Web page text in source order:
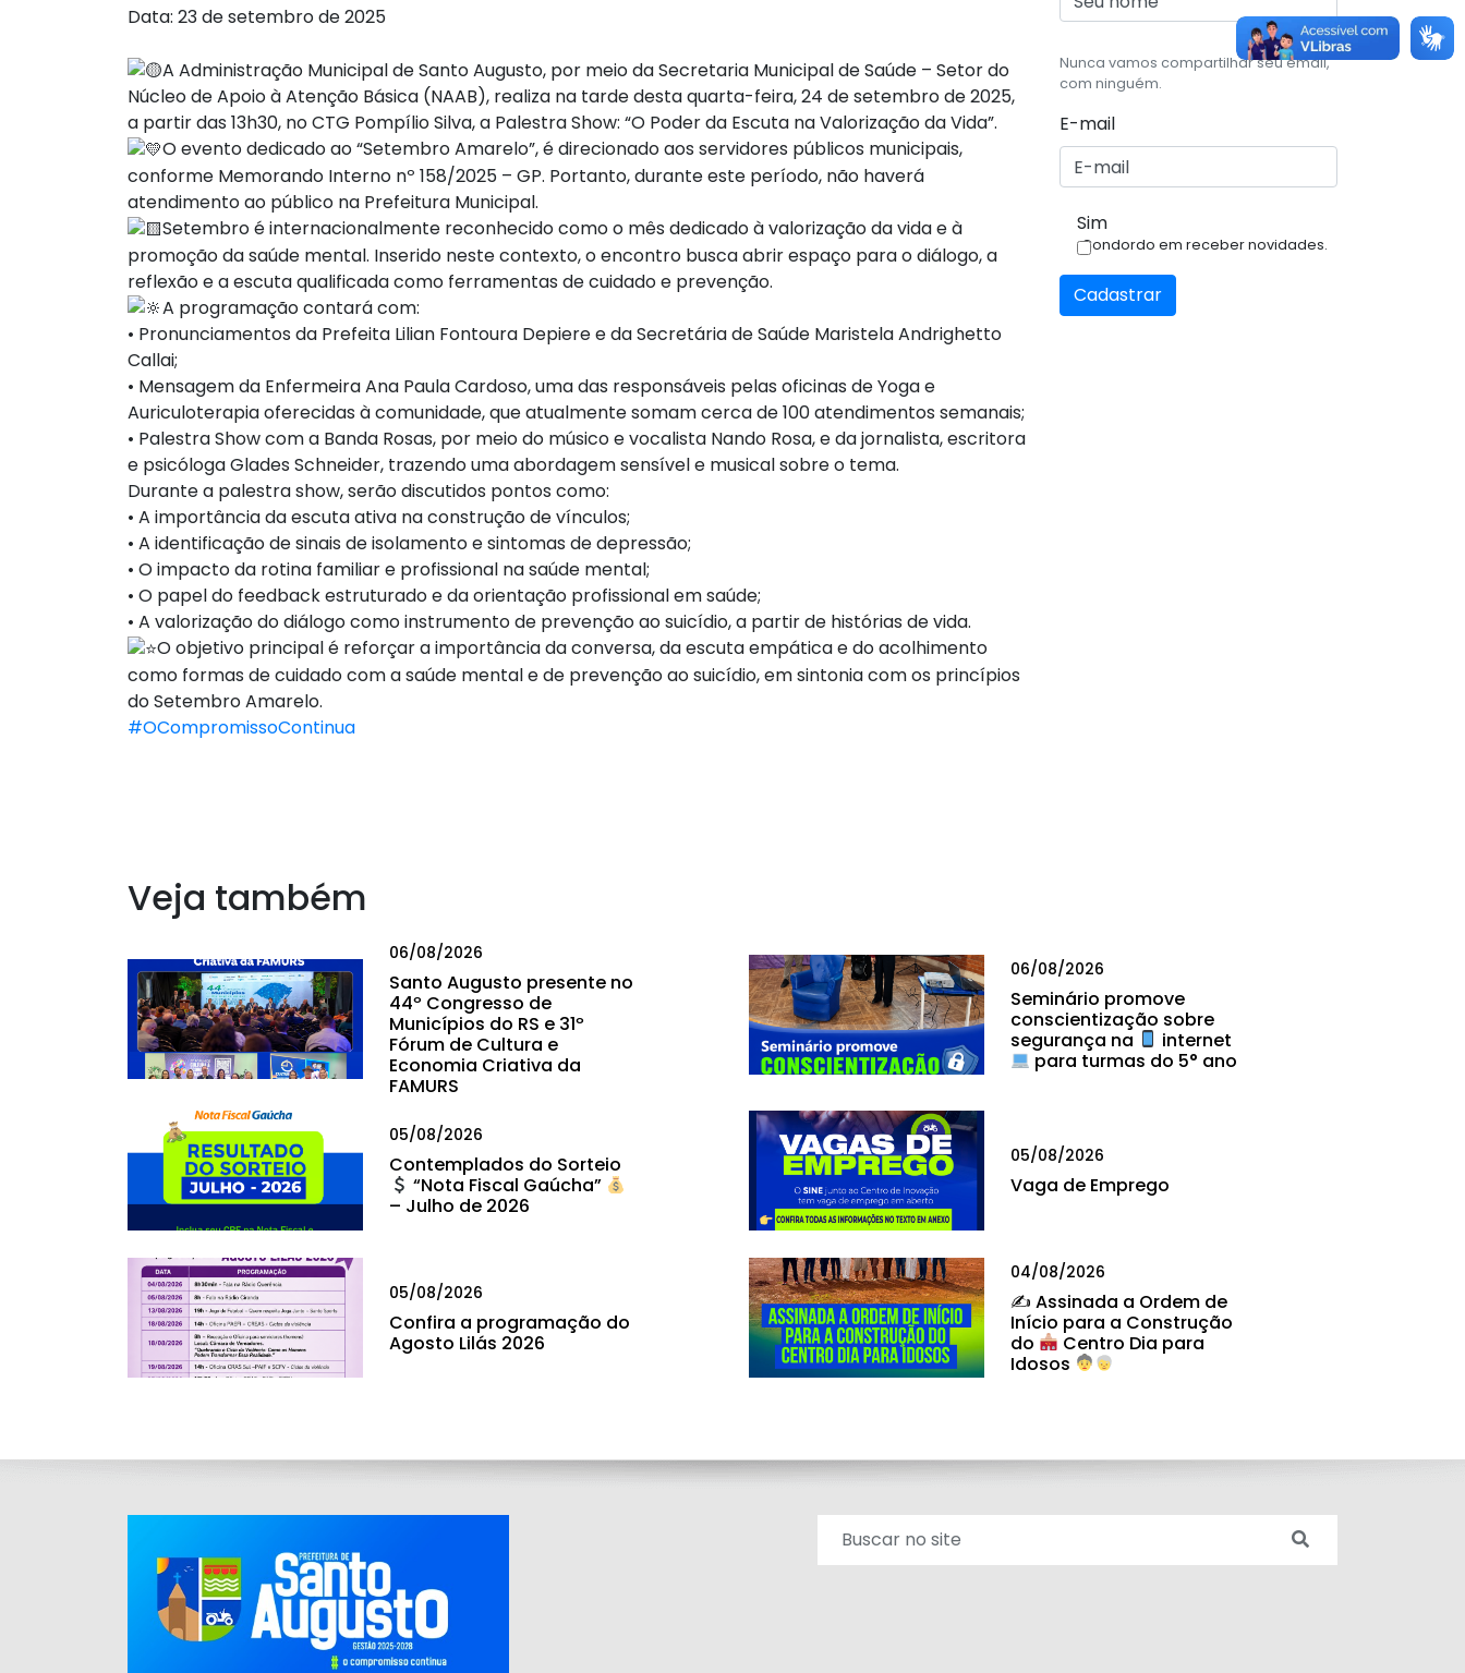
Data: 23 de setembro de 2025
A Administração Municipal de Santo Augusto, por meio da Secretaria Municipal de Saúde – Setor do
Núcleo de Apoio à Atenção Básica (NAAB), realiza na tarde desta quarta-feira, 24 de setembro de 2025,
a partir das 13h30, no CTG Pompílio Silva, a Palestra Show: “O Poder da Escuta na Valorização da Vida”.
O evento dedicado ao “Setembro Amarelo”, é direcionado aos servidores públicos municipais,
conforme Memorando Interno nº 158/2025 – GP. Portanto, durante este período, não haverá
atendimento ao público na Prefeitura Municipal.
Setembro é internacionalmente reconhecido como o mês dedicado à valorização da vida e à
promoção da saúde mental. Inserido neste contexto, o encontro busca abrir espaço para o diálogo, a
reflexão e a escuta qualificada como ferramentas de cuidado e prevenção.
A programação contará com:
• Pronunciamentos da Prefeita Lilian Fontoura Depiere e da Secretária de Saúde Maristela Andrighetto
Callai;
• Mensagem da Enfermeira Ana Paula Cardoso, uma das responsáveis pelas oficinas de Yoga e
Auriculoterapia oferecidas à comunidade, que atualmente somam cerca de 100 atendimentos semanais;
• Palestra Show com a Banda Rosas, por meio do músico e vocalista Nando Rosa, e da jornalista, escritora
e psicóloga Glades Schneider, trazendo uma abordagem sensível e musical sobre o tema.
Durante a palestra show, serão discutidos pontos como:
• A importância da escuta ativa na construção de vínculos;
• A identificação de sinais de isolamento e sintomas de depressão;
• O impacto da rotina familiar e profissional na saúde mental;
• O papel do feedback estruturado e da orientação profissional em saúde;
• A valorização do diálogo como instrumento de prevenção ao suicídio, a partir de histórias de vida.
O objetivo principal é reforçar a importância da conversa, da escuta empática e do acolhimento
como formas de cuidado com a saúde mental e de prevenção ao suicídio, em sintonia com os princípios
do Setembro Amarelo.
#OCompromissoContinua
Nunca vamos compartilhar seu email,
com ninguém.
E-mail
Sim
Condordo em receber novidades.
Cadastrar
Veja também
06/08/2026
Santo Augusto presente no
44º Congresso de
Municípios do RS e 31º
Fórum de Cultura e
Economia Criativa da
FAMURS
06/08/2026
Seminário promove
conscientização sobre
segurança na
internet
para turmas do 5° ano
05/08/2026
Contemplados do Sorteio
“Nota Fiscal Gaúcha”
– Julho de 2026
05/08/2026
Vaga de Emprego
05/08/2026
Confira a programação do
Agosto Lilás 2026
04/08/2026
✍ Assinada a Ordem de
Início para a Construção
do
Centro Dia para
Idosos